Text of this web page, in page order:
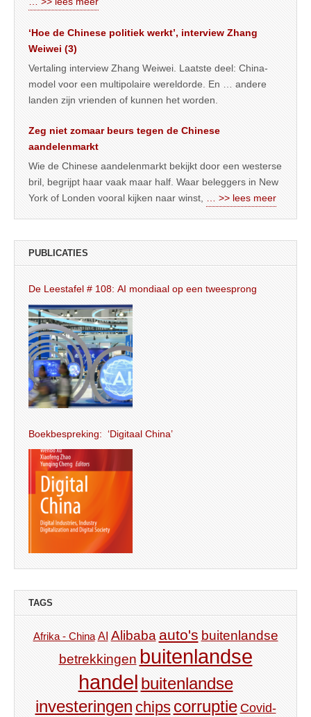
‘Hoe de Chinese politiek werkt’, interview Zhang
Weiwei (3)
Vertaling interview Zhang Weiwei. Laatste deel: China-
model voor een multipolaire wereldorde. En … andere
landen zijn vrienden of kunnen het worden.
Zeg niet zomaar beurs tegen de Chinese
aandelenmarkt
Wie de Chinese aandelenmarkt bekijkt door een westerse
bril, begrijpt haar vaak maar half. Waar beleggers in New
York of Londen vooral kijken naar winst, … >> lees meer
PUBLICATIES
De Leestafel # 108: AI mondiaal op een tweesprong
Boekbespreking: ‘Digitaal China’
TAGS
Afrika - China AI Alibaba auto's buitenlandse
betrekkingen buitenlandse
handel buitenlandse
investeringen chips corruptie Covid-